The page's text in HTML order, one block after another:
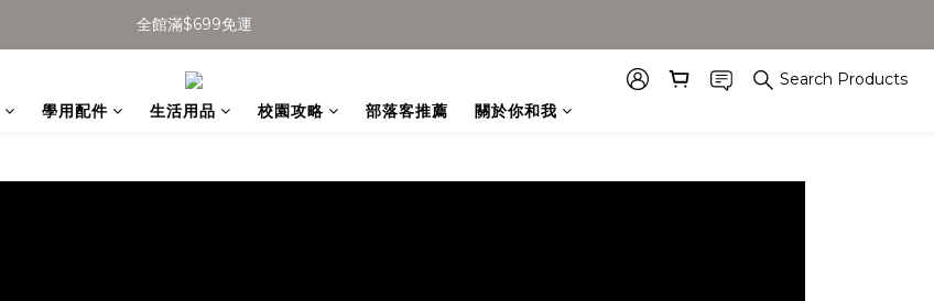
全館滿$699免運
全館滿$699免運
加入會員得$100購物金👉
全館滿$699免運
Search Products
學用配件 生活用品 校園攻略 部落客推薦 關於你和我